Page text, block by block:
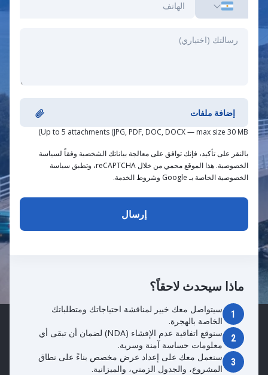
ماذا سيحدث لاحقاً؟
1
سيتواصل معك خبير لمناقشة احتياجاتك ومتطلباتك
الخاصة بالهجرة.
2
سنوقع اتفاقية عدم الإفشاء (NDA) لضمان أن تبقى أي
معلومات حساسة آمنة وسرية.
3
سنعمل معك على إعداد عرض مخصص بناءً على نطاق
المشروع، والجدول الزمني، والميزانية.
إضافة ملفات
Up to 5 attachments (JPG, PDF, DOC, DOCX — max size 30 MB)
بالنقر على تأكيد، فإنك توافق على معالجة بياناتك الشخصية وفقاً لسياسة
الخصوصية. هذا الموقع محمي من خلال reCAPTCHA، وتطبق سياسة
الخصوصية الخاصة بـ Google وشروط الخدمة.